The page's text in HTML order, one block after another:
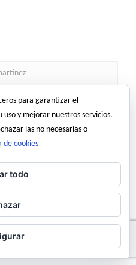
para garantizar el
y mejorar nuestros servicios.
las no necesarias o
de cookies
todo